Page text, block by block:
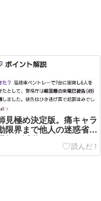
見極め決定版。痛キャラ
限界まで他人の迷惑省み